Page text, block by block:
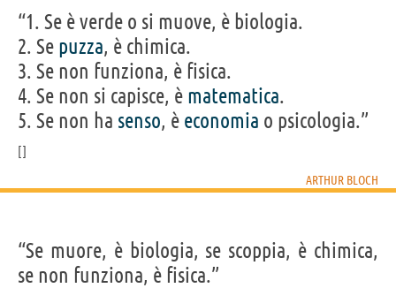
“1. Se è verde o si muove, è biologia.
2. Se puzza, è chimica.
3. Se non funziona, è fisica.
4. Se non si capisce, è matematica.
5. Se non ha senso, è economia o psicologia.”
ARTHUR BLOCH
“Se muore, è biologia, se scoppia, è chimica,
se non funziona, è fisica.”